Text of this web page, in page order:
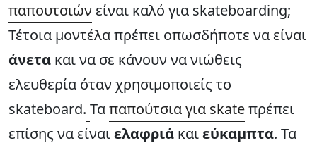
παπουτσιών είναι καλό για skateboarding;
Τέτοια μοντέλα πρέπει οπωσδήποτε να είναι
άνετα και να σε κάνουν να νιώθεις
ελευθερία όταν χρησιμοποιείς το
skateboard. Ταπαπούτσια για skateπρέπει
επίσης να είναιελαφριά καιεύκαμπτα. Τα